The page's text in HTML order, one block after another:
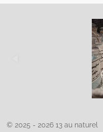
© 2025 - 2026 13 au naturel